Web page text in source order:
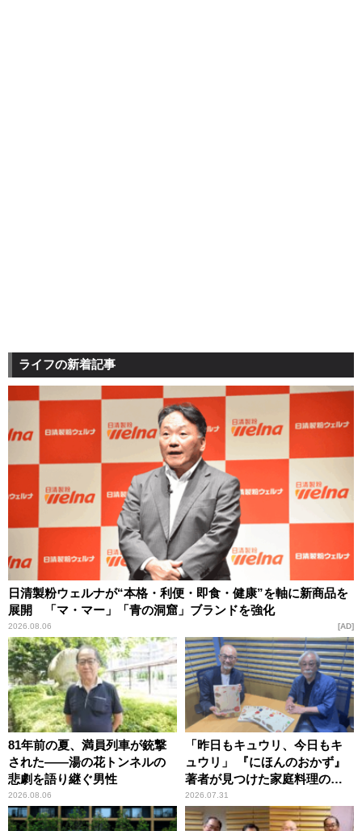
ライフの新着記事
日清製粉ウェルナが“本格・利便・即食・健康”を軸に新商品を
展開 「マ・マー」「青の洞窟」ブランドを強化
2026.08.06 AD
81年前の夏、満員列車が銃撃
された――湯の花トンネルの
悲劇を語り継ぐ男性
2026.08.06
「昨日もキュウリ、今日もキ
ュウリ」 『にほんのおかず』
著者が見つけた家庭料理の知
恵
2026.07.31